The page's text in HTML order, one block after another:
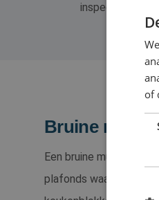
inspectie.
Bruine muis
Een bruine muis in
plafonds waardoor het
of